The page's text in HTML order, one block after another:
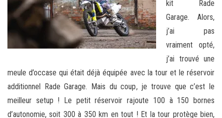
kit Rade
Garage. Alors,
j’ai pas
vraiment opté,
j’ai trouvé une
meule d’occase qui était déjà équipée avec la tour et le réservoir
additionnel Rade Garage. Mais du coup, je trouve que c’est le
meilleur setup ! Le petit réservoir rajoute 100 à 150 bornes
d’autonomie, soit 300 à 350 km en tout ! Et la tour protège bien,